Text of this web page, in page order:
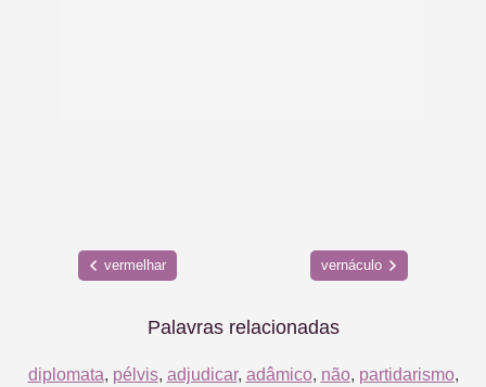
vermelhar vernáculo
Palavras relacionadas
diplomata, pélvis, adjudicar, adâmico, não, partidarismo,